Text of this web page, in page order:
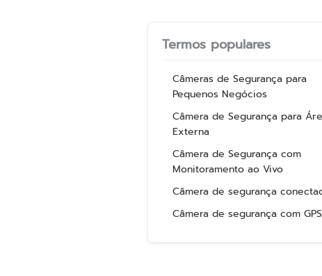
Termos populares
Câmeras de Segurança para
Pequenos Negócios
Câmera de Segurança para
Externa
Câmera de Segurança com
Monitoramento ao Vivo
Câmera de segurança
Câmera de segurança com GPS